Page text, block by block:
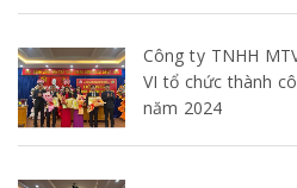
Công ty TNHH
VI tổ chức thành
năm 2024